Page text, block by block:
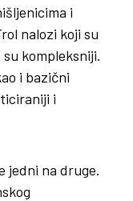
i
nalozi koji su
kompleksniji.
i bazični
i
jedni na druge.